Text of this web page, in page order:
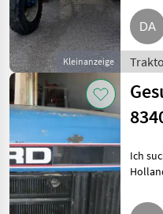
Kleinanzeige
Ich
Holland